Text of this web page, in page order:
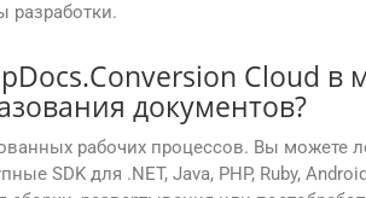
разработки.
Cloud в
документов?
рабочих процессов. Вы можете
SDK для .NET, Java, PHP, Ruby,